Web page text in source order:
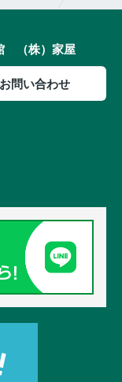
（株）家屋
問い合わせ